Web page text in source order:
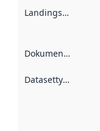
Landingsside
Dokumentasjon
Datasettype